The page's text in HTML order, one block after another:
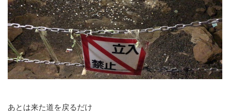
あとは来た道を戻るだけ